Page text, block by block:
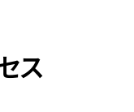
ス